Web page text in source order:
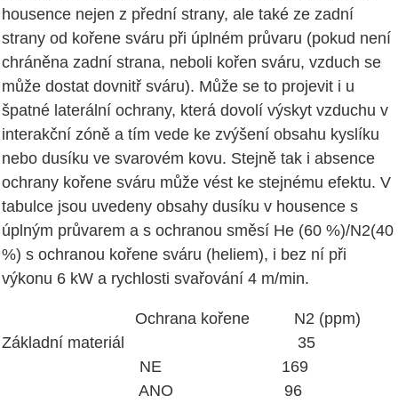
housence nejen z přední strany, ale také ze zadní
strany od kořene sváru při úplném průvaru (pokud není
chráněna zadní strana, neboli kořen sváru, vzduch se
může dostat dovnitř sváru). Může se to projevit i u
špatné laterální ochrany, která dovolí výskyt vzduchu v
interakční zóně a tím vede ke zvýšení obsahu kyslíku
nebo dusíku ve svarovém kovu. Stejně tak i absence
ochrany kořene sváru může vést ke stejnému efektu. V
tabulce jsou uvedeny obsahy dusíku v housence s
úplným průvarem a s ochranou směsí He (60 %)/N2(40
%) s ochranou kořene sváru (heliem), i bez ní při
výkonu 6 kW a rychlosti svařování 4 m/min.
Ochrana kořene N2 (ppm)
Základní materiál 35
NE 169
ANO 96